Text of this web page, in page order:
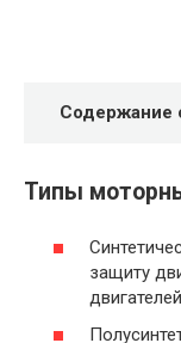
Содержание
Типы
защиту
двигателей.